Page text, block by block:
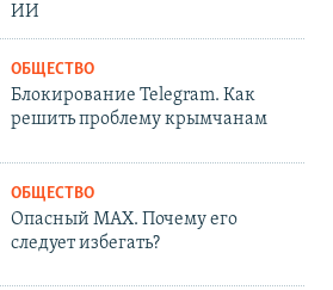
ИИ
ОБЩЕСТВО
Блокирование Telegram. Как
решить проблему крымчанам
ОБЩЕСТВО
Опасный MAX. Почему его
следует избегать?